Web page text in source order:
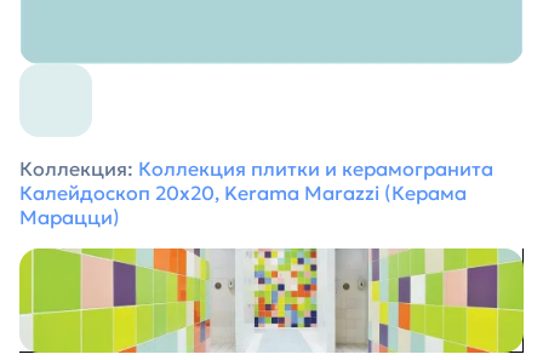
Коллекция: Коллекция плитки и керамогранита
Калейдоскоп 20х20, Kerama Marazzi (Керама
Марацци)